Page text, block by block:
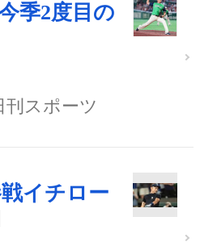
季2度目の
刊スポーツ
イチロー